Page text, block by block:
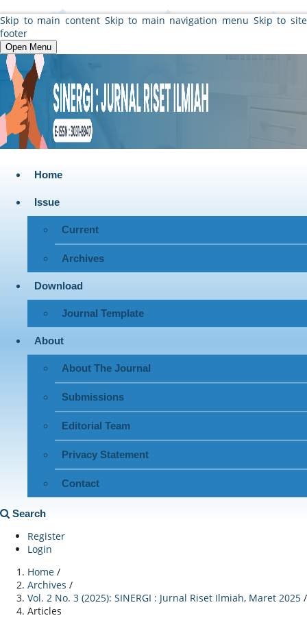
Skip to main content Skip to main navigation menu Skip to site
footer
Open Menu
Home
Issue
Current
Archives
Download
Journal Template
About
About The Journal
Submissions
Editorial Team
Privacy Statement
Contact
Search
Register
Login
Home /
Archives /
Vol. 2 No. 3 (2025): SINERGI : Jurnal Riset Ilmiah, Maret 2025 /
Articles